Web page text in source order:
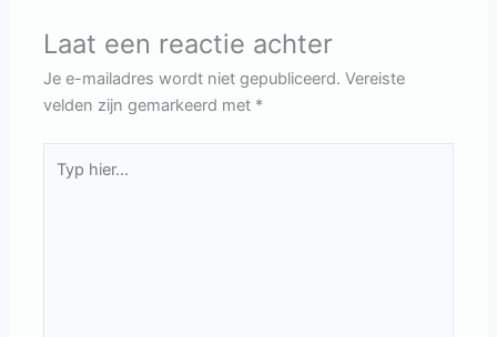
Laat een reactie achter
Je e-mailadres wordt niet gepubliceerd. Vereiste
velden zijn gemarkeerd met *
hier...